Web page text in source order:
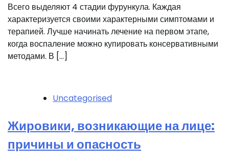
Всего выделяют 4 стадии фурункула. Каждая
характеризуется своими характерными симптомами и
терапией. Лучше начинать лечение на первом этапе,
когда воспаление можно купировать консервативными
методами. В […]
Uncategorised
Жировики, возникающие на лице:
причины и опасность